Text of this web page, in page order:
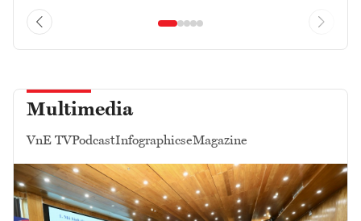
Multimedia
VnE TVPodcastInfographicseMagazine